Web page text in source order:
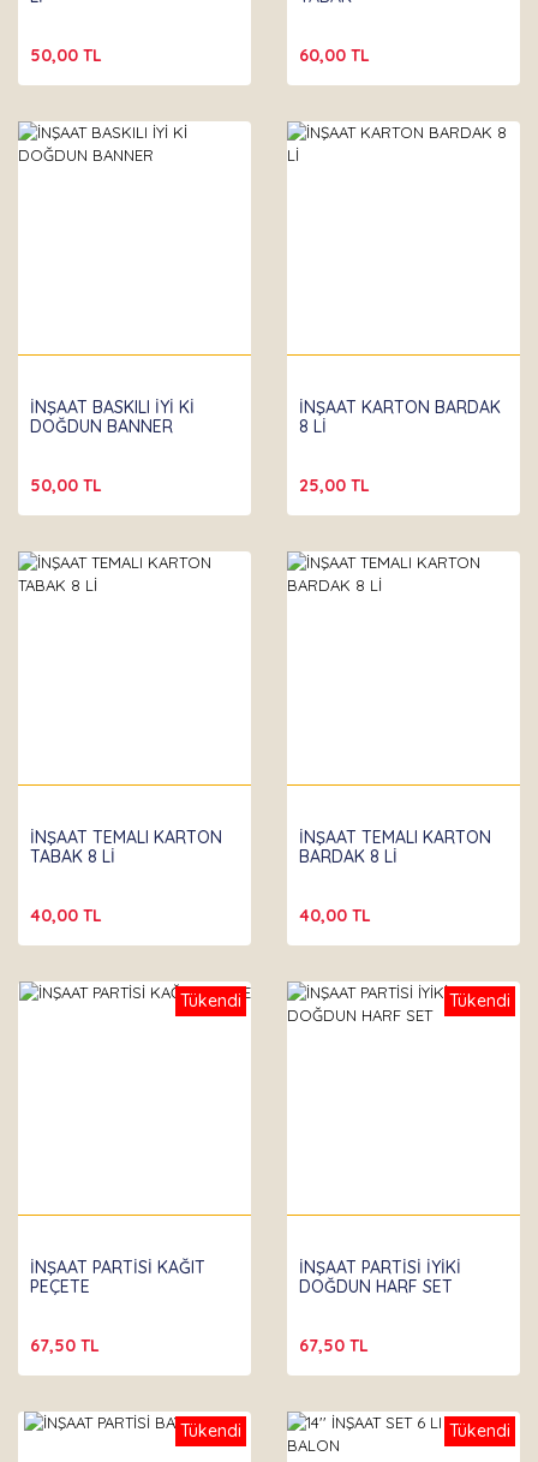
50,00 TL 60,00 TL
İNŞAAT BASKILI İYİ Kİ
DOĞDUN BANNER
50,00 TL
İNŞAAT KARTON BARDAK
8 Lİ
25,00 TL
İNŞAAT TEMALI KARTON
TABAK 8 Lİ
40,00 TL
İNŞAAT TEMALI KARTON
BARDAK 8 Lİ
40,00 TL
Tükendi
İNŞAAT PARTİSİ KAĞIT
PEÇETE
67,50 TL
Tükendi
İNŞAAT PARTİSİ İYİKİ
DOĞDUN HARF SET
67,50 TL
Tükendi Tükendi